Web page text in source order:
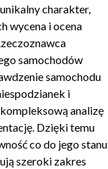
charakter,
wycena i ocena
samochodów
samochodu
i
analizę
Dzięki temu
co do jego stanu
szeroki zakres